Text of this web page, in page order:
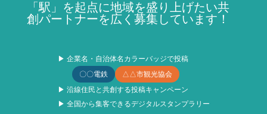
「駅」を起点に地域を盛り上げたい共
創パートナーを広く募集しています！
▶ 企業名・自治体名カラーバッジで投稿
〇〇電鉄
△△市観光協会
▶ 沿線住民と共創する投稿キャンペーン
▶ 全国から集客できるデジタルスタンプラリー